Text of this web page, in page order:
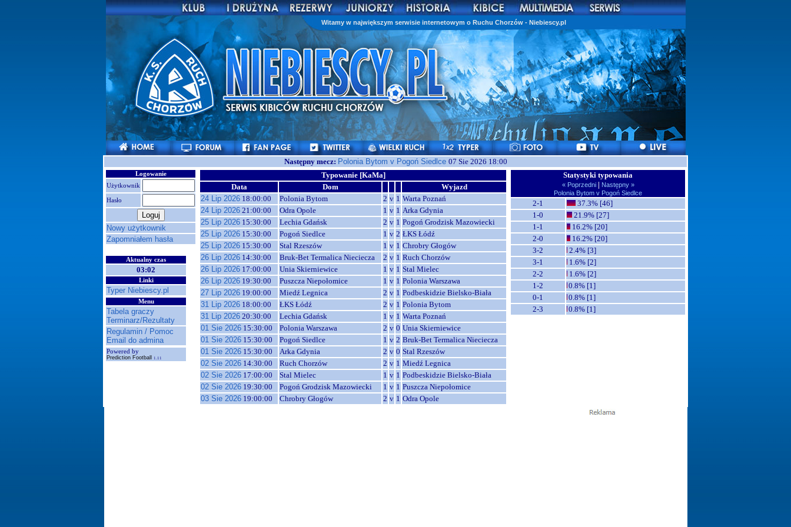
Witamy w największym serwisie internetowym o Ruchu Chorzów - Niebiescy.pl
Następny mecz: Polonia Bytom v Pogoń Siedlce 07 Sie 2026 18:00
Logowanie
Użytkownik
Hasło
Nowy użytkownik
Zapomniałem hasła
Aktualny czas
03:02
Linki
Typer Niebiescy.pl
Menu
Tabela graczy
Terminarz/Rezultaty
Regulamin / Pomoc
Email do admina
Powered by
Prediction Football 1.11
Typowanie [KaMa]
Data
Dom
Wyjazd
24 Lip 2026 18:00:00 Polonia Bytom 2 v 1 Warta Poznań
24 Lip 2026 21:00:00 Odra Opole 1 v 1 Arka Gdynia
25 Lip 2026 15:30:00 Lechia Gdańsk 2 v 1 Pogoń Grodzisk Mazowiecki
25 Lip 2026 15:30:00 Pogoń Siedlce 1 v 2 ŁKS Łódź
25 Lip 2026 15:30:00 Stal Rzeszów 1 v 1 Chrobry Głogów
26 Lip 2026 14:30:00 Bruk-Bet Termalica Nieciecza 2 v 1 Ruch Chorzów
26 Lip 2026 17:00:00 Unia Skierniewice 1 v 1 Stal Mielec
26 Lip 2026 19:30:00 Puszcza Niepołomice 1 v 1 Polonia Warszawa
27 Lip 2026 19:00:00 Miedź Legnica 2 v 1 Podbeskidzie Bielsko-Biała
31 Lip 2026 18:00:00 ŁKS Łódź 2 v 1 Polonia Bytom
31 Lip 2026 20:30:00 Lechia Gdańsk 1 v 1 Warta Poznań
01 Sie 2026 15:30:00 Polonia Warszawa 2 v 0 Unia Skierniewice
01 Sie 2026 15:30:00 Pogoń Siedlce 1 v 2 Bruk-Bet Termalica Nieciecza
01 Sie 2026 15:30:00 Arka Gdynia 2 v 0 Stal Rzeszów
02 Sie 2026 14:30:00 Ruch Chorzów 2 v 1 Miedź Legnica
02 Sie 2026 17:00:00 Stal Mielec 1 v 1 Podbeskidzie Bielsko-Biała
02 Sie 2026 19:30:00 Pogoń Grodzisk Mazowiecki 1 v 1 Puszcza Niepołomice
03 Sie 2026 19:00:00 Chrobry Głogów 2 v 1 Odra Opole
Statystyki typowania
« Poprzedni | Następny »
Polonia Bytom v Pogoń Siedlce
2-1
37.3% [46]
1-0
21.9% [27]
1-1
16.2% [20]
2-0
16.2% [20]
3-2
2.4% [3]
3-1
1.6% [2]
2-2
1.6% [2]
1-2
0.8% [1]
0-1
0.8% [1]
2-3
0.8% [1]